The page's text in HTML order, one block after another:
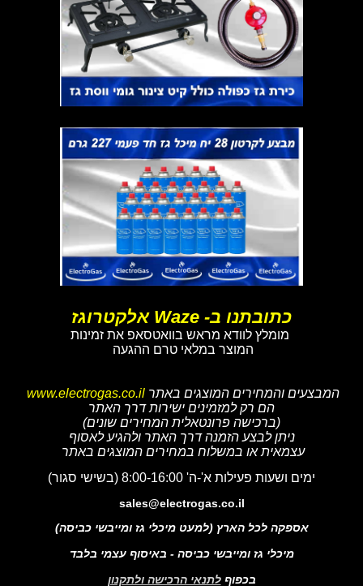
כתובתנו ב- Waze אלקטרוגז
מומלץ לוודא מראש בוואטסאפ את זמינות
המוצר במלאי טרם ההגעה
המבצעים והמחירים המוצגים באתר www.electrogas.co.il
הם רק למזמינים ישירות דרך האתר
(ברכישה פרונטאלית המחירים שונים)
ניתן לבצע הזמנה דרך האתר ולהגיע לאסוף
עצמאית או במשלוח במחירים המוצגים באתר
ימים ושעות פעילות א'-ה' 8:00-16:00 (בשישי סגור)
sales@electrogas.co.il
אספקה לכל הארץ (למעט מיכלי גז ומייבשי כביסה)
מיכלי גז ומייבשי כביסה - באיסוף עצמי בלבד
בכפוף לתנאי הרכישה ולתקנון